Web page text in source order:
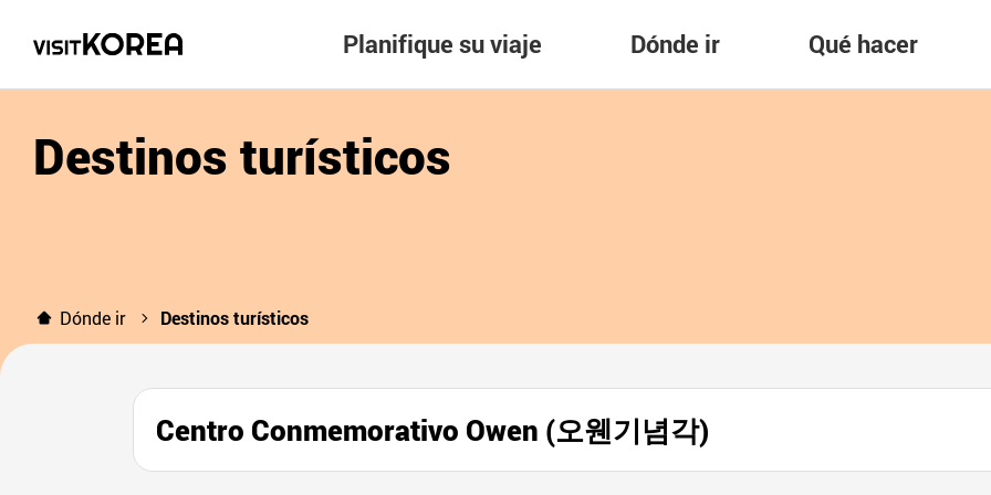
Planifique su viaje Dónde ir Qué hacer
Destinos turísticos
Dónde ir Destinos turísticos
Centro Conmemorativo Owen (오웬기념각)